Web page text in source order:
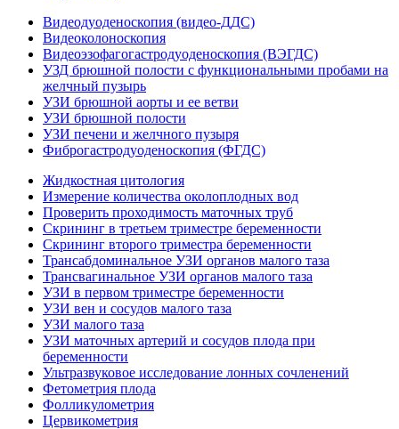
Видеодуоденоскопия (видео-ДДС)
Видеоколоноскопия
Видеоэзофагогастродуоденоскопия (ВЭГДС)
УЗД брюшной полости с функциональными пробами на
желчный пузырь
УЗИ брюшной аорты и ее ветви
УЗИ брюшной полости
УЗИ печени и желчного пузыря
Фиброгастродуоденоскопия (ФГДС)
Жидкостная цитология
Измерение количества околоплодных вод
Проверить проходимость маточных труб
Скрининг в третьем триместре беременности
Скрининг второго триместра беременности
Трансабдоминальное УЗИ органов малого таза
Трансвагинальное УЗИ органов малого таза
УЗИ в первом триместре беременности
УЗИ вен и сосудов малого таза
УЗИ малого таза
УЗИ маточных артерий и сосудов плода при
беременности
Ультразвуковое исследование лонных сочленений
Фетометрия плода
Фолликулометрия
Цервикометрия